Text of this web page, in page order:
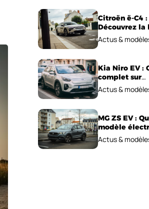
Citroën ë-C4 :
Découvrez la
électrique
Actus &
Kia Niro EV :
complet sur
l’autonomie
Actus &
MG ZS EV :
modèle
choisir pour
Actus &